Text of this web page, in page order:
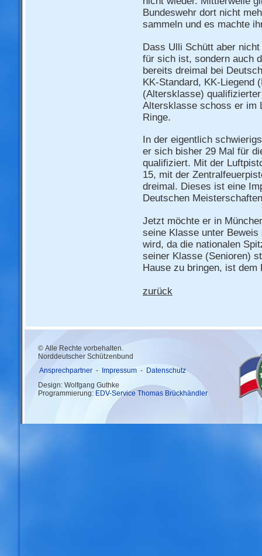
Bundeswehr dort nicht
sammeln und es machte
Dass Ulli Schütt aber
für sich ist, sondern auch
bereits dreimal bei
KK-Standard, KK-Liegend
(Altersklasse)
Altersklasse schoss er im
Ringe.
In der eigentlich
er sich bisher 29 Mal für
qualifiziert. Mit der
15, mit der
dreimal. Dieses ist eine
Deutschen
Jetzt möchte er in
seine Klasse unter
wird, da die nationalen
seiner Klasse (Senioren)
Hause zu bringen, ist
zurück
© Alle Rechte vorbehalten.
Norddeutscher Schützenbund
Ansprechpartner - Impressum - Datenschutz
Design: Wolfgang Guthke
Programmierung: EDV-Service Thomas Brückhändler